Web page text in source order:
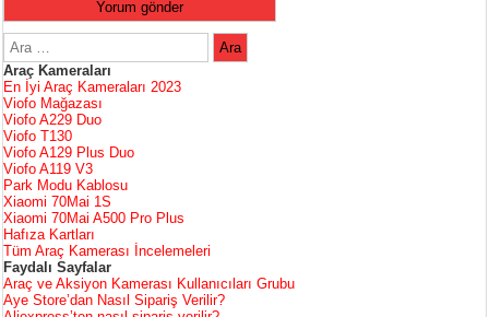
Araç Kameraları
En İyi Araç Kameraları 2023
Viofo Mağazası
Viofo A229 Duo
Viofo T130
Viofo A129 Plus Duo
Viofo A119 V3
Park Modu Kablosu
Xiaomi 70Mai 1S
Xiaomi 70Mai A500 Pro Plus
Hafıza Kartları
Tüm Araç Kamerası İncelemeleri
Faydalı Sayfalar
Araç ve Aksiyon Kamerası Kullanıcıları Grubu
Aye Store’dan Nasıl Sipariş Verilir?